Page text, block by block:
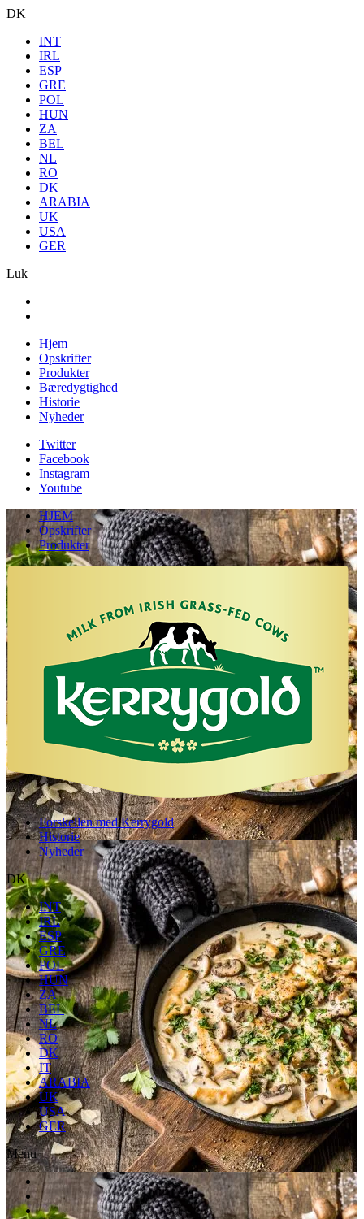
DK
INT
IRL
ESP
GRE
POL
HUN
ZA
BEL
NL
RO
DK
ARABIA
UK
USA
GER
Luk
Hjem
Opskrifter
Produkter
Bæredygtighed
Historie
Nyheder
Twitter
Facebook
Instagram
Youtube
HJEM
Opskrifter
Produkter
Forskellen med Kerrygold
Historie
Nyheder
DK
INT
IRL
ESP
GRE
POL
HUN
ZA
BEL
NL
RO
DK
IT
ARABIA
UK
USA
GER
Menu